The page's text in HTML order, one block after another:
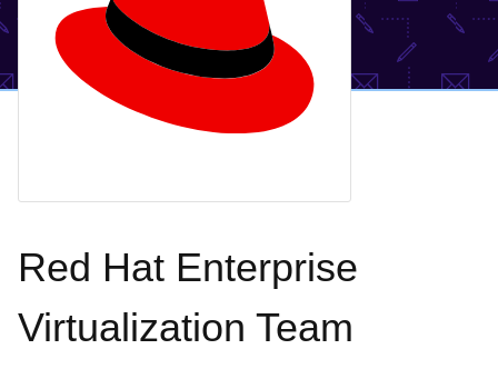
Red Hat Enterprise
Virtualization Team